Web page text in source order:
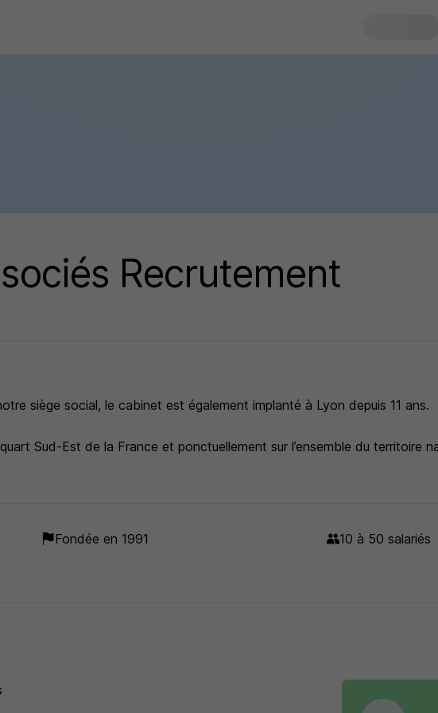
Recrutement
siège social, le cabinet est également implanté à Lyon depuis 11 ans.
Sud-Est de la France et ponctuellement sur l’ensemble du territoire
par « approche directe », outplacement, bilan de compétences,
ces prestations, nos équipes mettent à votre service leurs expertises.
Fondée en 1991 10 à 50 salariés